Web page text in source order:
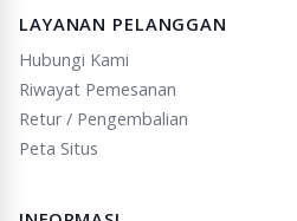
LAYANAN PELANGGAN
Hubungi Kami
Riwayat Pemesanan
Retur / Pengembalian
Peta Situs